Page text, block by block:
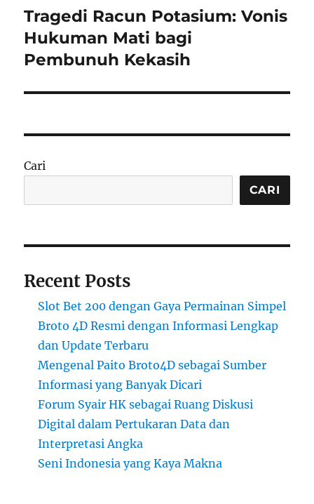
Next
post:
Tragedi Racun Potasium: Vonis
Hukuman Mati bagi
Pembunuh Kekasih
Cari
CARI
Recent Posts
Slot Bet 200 dengan Gaya Permainan Simpel
Broto 4D Resmi dengan Informasi Lengkap
dan Update Terbaru
Mengenal Paito Broto4D sebagai Sumber
Informasi yang Banyak Dicari
Forum Syair HK sebagai Ruang Diskusi
Digital dalam Pertukaran Data dan
Interpretasi Angka
Seni Indonesia yang Kaya Makna